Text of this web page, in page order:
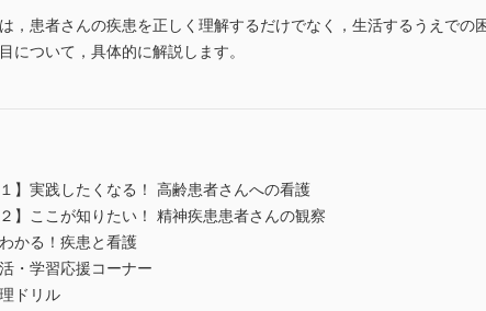
，患者さんの疾患を正しく理解するだけでなく，生活するうえで
について，具体的に解説します。
】実践したくなる！ 高齢患者さんへの看護
】ここが知りたい！ 精神疾患患者さんの観察
かる！疾患と看護
・学習応援コーナー
ドリル